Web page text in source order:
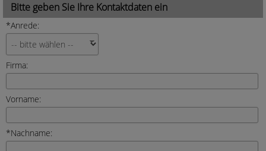
Bitte geben Sie Ihre Kontaktdaten ein
*Anrede:
Firma:
Vorname:
*Nachname: